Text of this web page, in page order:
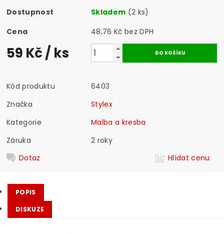
Dostupnost Skladem (2 ks)
Cena
48,76 Kč bez DPH
59 Kč/ ks
Kód produktu
6403
Značka
Stylex
Kategorie
Malba a kresba
Záruka
2 roky
Dotaz
Hlídat cenu
POPIS
DISKUZE